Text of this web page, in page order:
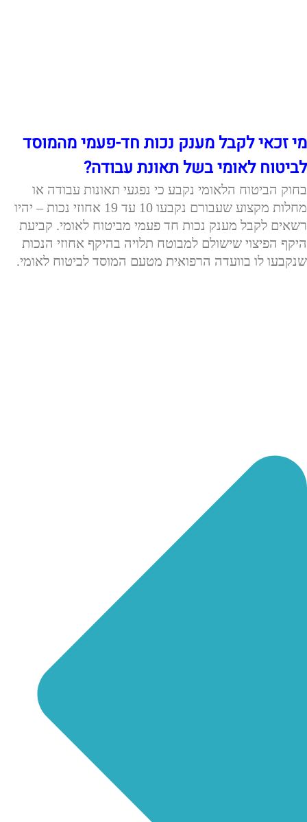
מי זכאי לקבל מענק נכות חד-פעמי מהמוסד
לביטוח לאומי בשל תאונת עבודה?
בחוק הביטוח הלאומי נקבע כי נפגעי תאונות עבודה או
מחלות מקצוע שעבורם נקבעו 10 עד 19 אחוזי נכות – יהיו
רשאים לקבל מענק נכות חד פעמי מביטוח לאומי. קביעת
היקף הפיצוי שישולם למבוטח תלויה בהיקף אחוזי הנכות
שנקבעו לו בוועדה הרפואית מטעם המוסד לביטוח לאומי.